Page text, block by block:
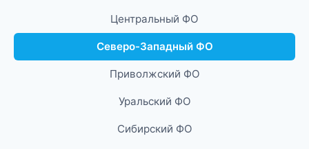
Центральный ФО
Северо-Западный ФО
Приволжский ФО
Уральский ФО
Сибирский ФО